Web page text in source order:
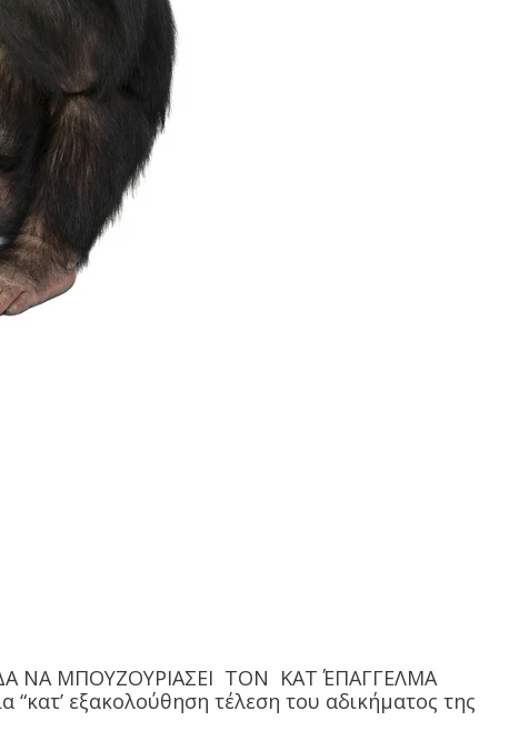
ΝΑ ΜΠΟΥΖΟΥΡΙΑΣΕΙ ΤΟΝ ΚΑΤ΄ ΕΠΑΓΓΕΛΜΑ
εξακολούθηση τέλεση του αδικήματος της